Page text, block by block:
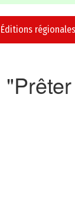
Éditions régionales